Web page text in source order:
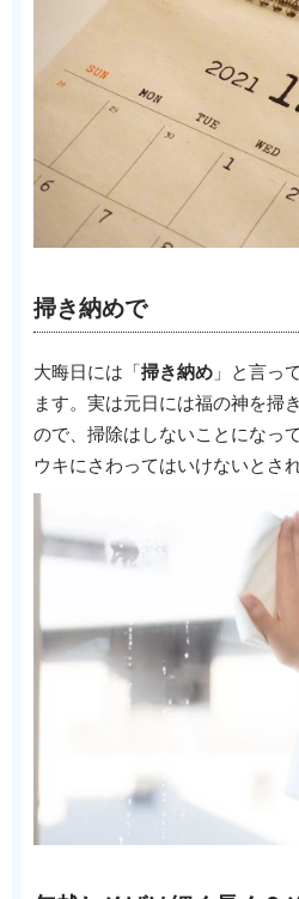
掃き納めで
大晦日には「掃き納め 」と言っ
ます。実は元日には福の神を掃
ので、掃除はしないことになっ
ウキにさわってはいけないとさ